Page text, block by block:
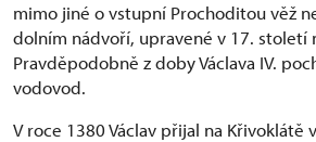
mimo jiné o vstupní Prochoditou věž
dolním nádvoří, upravené v 17. století
Pravděpodobně z doby Václava IV.
vodovod.
V roce 1380 Václav přijal na Křivoklátě